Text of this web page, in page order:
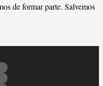
de formar parte. Salvemos